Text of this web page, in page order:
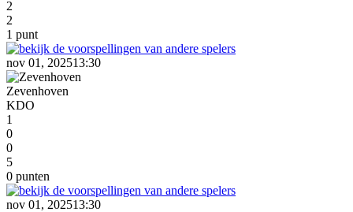
2
2
1 punt
nov 01, 202513:30
Zevenhoven
KDO
1
0
0
5
0 punten
nov 01, 202513:30